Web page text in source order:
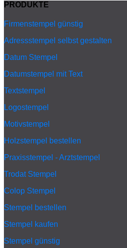
PRODUKTE
Firmenstempel günstig
Adressstempel selbst gestalten
Datum Stempel
Datumstempel mit Text
Textstempel
Logostempel
Motivstempel
Holzstempel bestellen
Praxisstempel - Arztstempel
Trodat Stempel
Colop Stempel
Stempel bestellen
Stempel kaufen
Stempel günstig